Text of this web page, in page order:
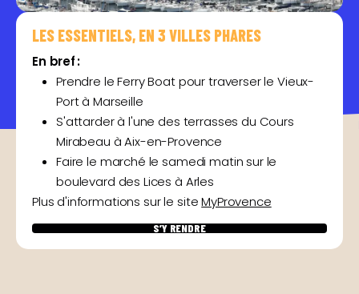
LES ESSENTIELS, EN 3 VILLES PHARES
En bref :
Prendre le Ferry Boat pour traverser le Vieux-
Port à Marseille
S'attarder à l'une des terrasses du Cours
Mirabeau à Aix-en-Provence
Faire le marché le samedi matin sur le
boulevard des Lices à Arles
Plus d'informations sur le siteMyProvence
S’Y RENDRE